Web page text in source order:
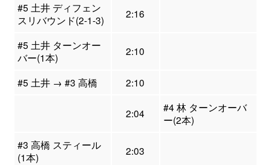
#5 土井 ディフェン
スリバウンド(2-1-3)
2:16
#5 土井 ターンオー
バー(1本)
2:10
#5 土井 → #3 高橋 2:10
2:04
#4 林 ターンオーバ
ー(2本)
#3 高橋 スティール
(1本)
2:03